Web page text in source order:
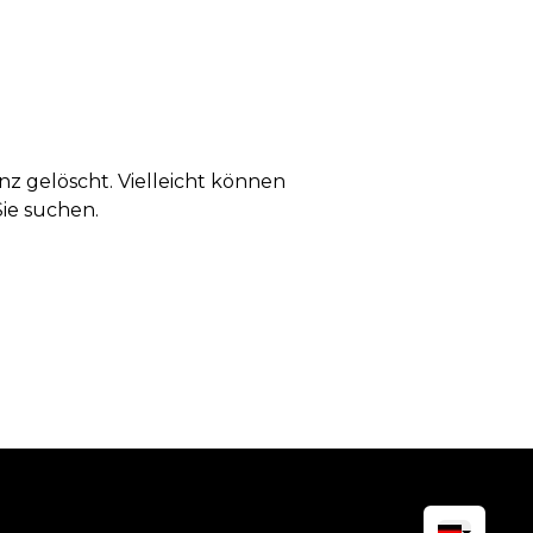
gelöscht. Vielleicht können
suchen.